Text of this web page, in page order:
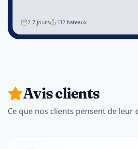
2-7 jours 132 bateaux
Avis clients
Ce que nos clients pensent de leur